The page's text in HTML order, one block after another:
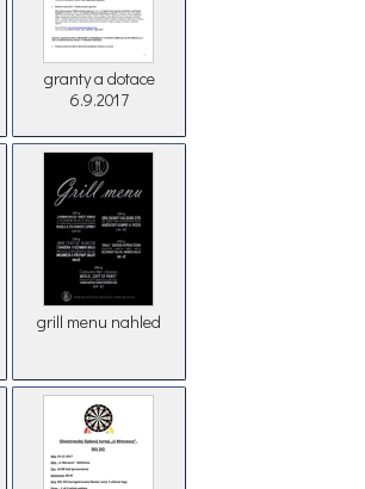
granty a dotace
6.9.2017
grill menu nahled